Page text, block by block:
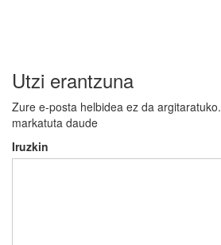
Utzi erantzuna
Zure e-posta helbidea ez da argitaratuko.
markatuta daude
Iruzkin